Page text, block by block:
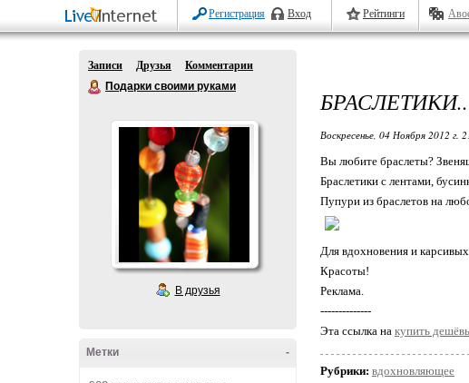
Регистрация Вход Рейтинги
Записи Друзья
Комментарии
Подарки своими руками
В друзья
-
Метки
БРАСЛЕТИКИ..
Воскресенье, 04 Ноября 2012 г.
Вы любите браслеты?
Браслетики с лентами,
Пупури из браслетов на
Для вдохновения и
Красоты!
Реклама.
--------------
Эта ссылка на купить
Рубрики: вдохновляющее